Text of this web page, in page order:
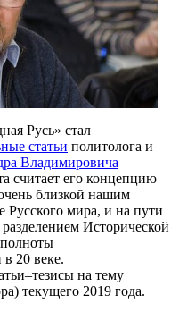
Русь» стал
статьи политолога и
Владимировича
считает его концепцию
близкой нашим
Русского мира, и на пути
Исторической
20 веке.
на тему
текущего 2019 года.